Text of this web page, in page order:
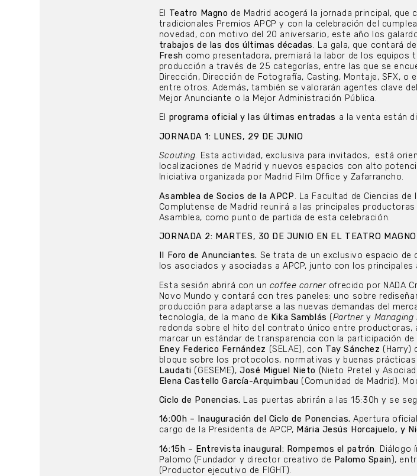
El Teatro Magno de Madrid acogerá la jornada principal, que
tradicionales Premios APCP y con la celebración del
novedad, con motivo del 20 aniversario, este año los
trabajos de las dosúltimas décadas. La gala, que contará
Fresh como presentadora, premiará la labor de los equipos
producción a través de 25 categorías, entre las que se
Dirección, Dirección de Fotografía, Casting, Montaje, SFX, o
entre otros. Además, también se valorarán agentes clave
Mejor Anunciante o la Mejor Administración Pública.
El programa oficial y las últimas entradas a la venta están
JORNADA 1: LUNES, 29 DE JUNIO
Scouting. Esta actividad, exclusiva para invitados, está
localizaciones de Madrid y nuevos espacios con alto
Iniciativa organizada por Madrid Film Office y Zafarrancho.
Asamblea de Socios de la APCP. La Facultad de Ciencias
Complutense de Madrid reunirá a las principales
Asamblea, como punto de partida de esta celebración.
JORNADA 2: MARTES, 30 DE JUNIO EN EL TEATRO MAGNO
II Foro de Anunciantes. Se trata de un exclusivo espacio de
los asociados y asociadas a APCP, junto con los principales
Esta sesión abrirá con un coffee corner ofrecido por NADA
Novo Mundo y contará con tres paneles: uno sobre
producción para adaptarse a las nuevas demandas del
tecnología, de la mano de Kika Samblás (Partnery
redonda sobre el hito del contrato único entre productoras,
marcar un estándar de transparencia con la participación de
Eney Federico Fernández (SELAE), con Tay Sánchez (Harry)
bloque sobre los protocolos, normativas y buenas
Laudati (GESEME),José Miguel Nieto (Nieto Pretel y
Elena Castello García-Arquimbau (Comunidad de Madrid).
Ciclo de Ponencias. Las puertas abrirán a las 15:30h y se
16:00h – Inauguración del Ciclo de Ponencias. Apertura
cargo de la Presidenta de APCP, Mária Jesús Horcajuelo, y
16:15h – Entrevista inaugural: Rompemos el patrón. Diálogo
Palomo (Fundador y director creativo de Palomo Spain ),
(Productor ejecutivo de FIGHT).